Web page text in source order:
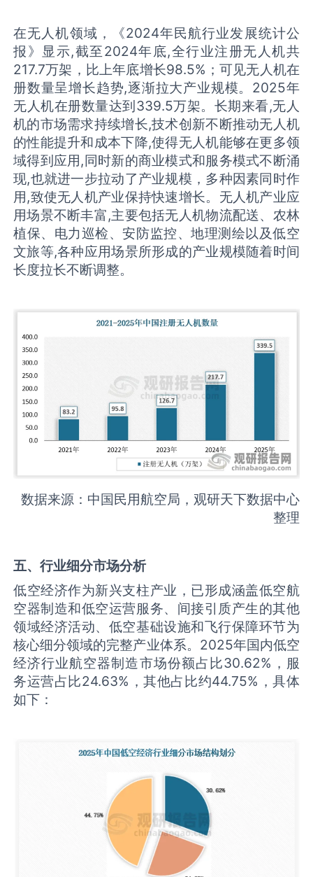
在无人机领域，《2024年民航行业发展统计公
报》显示,截至2024年底,全行业注册无人机共
217.7万架，比上年底增长98.5%；可见无人机在
册数量呈增长趋势,逐渐拉大产业规模。2025年
无人机在册数量达到339.5万架。长期来看,无人
机的市场需求持续增长,技术创新不断推动无人机
的性能提升和成本下降,使得无人机能够在更多领
域得到应用,同时新的商业模式和服务模式不断涌
现,也就进一步拉动了产业规模，多种因素同时作
用,致使无人机产业保持快速增长。无人机产业应
用场景不断丰富,主要包括无人机物流配送、农林
植保、电力巡检、安防监控、地理测绘以及低空
文旅等,各种应用场景所形成的产业规模随着时间
长度拉长不断调整。
数据来源：中国民用航空局，观研天下数据中心
整理
五、行业细分市场分析
低空经济作为新兴支柱产业，已形成涵盖低空航
空器制造和低空运营服务、间接引质产生的其他
领域经济活动、低空基础设施和飞行保障环节为
核心细分领域的完整产业体系。2025年国内低空
经济行业航空器制造市场份额占比30.62%，服
务运营占比24.63%，其他占比约44.75%，具体
如下：